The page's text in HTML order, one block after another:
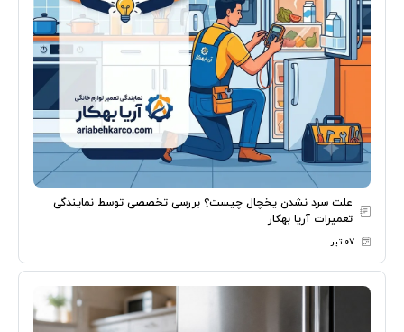
علت سرد نشدن یخچال چیست؟ بررسی تخصصی توسط نمایندگی
تعمیرات آریا بهکار
۰۷ تیر